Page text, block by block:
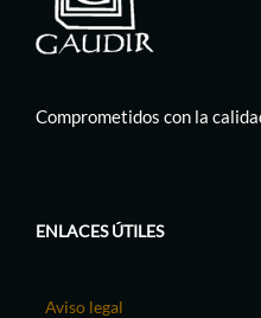
Comprometidos con la
ENLACES ÚTILES
Aviso legal